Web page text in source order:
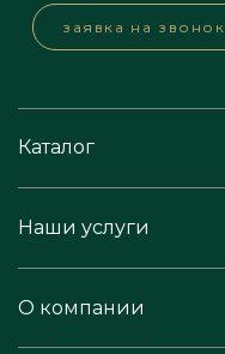
заявка на звонок
Каталог
Наши услуги
О компании